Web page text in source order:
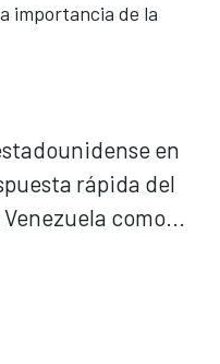
importancia de la
en
rápida del
como...